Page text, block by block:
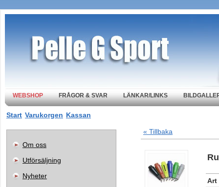
WEBSHOP FRÅGOR & SVAR LÄNKAR/LINKS
Start Varukorgen Kassan
Om oss
Utförsäljning
Nyheter
« Tillbaka
Art